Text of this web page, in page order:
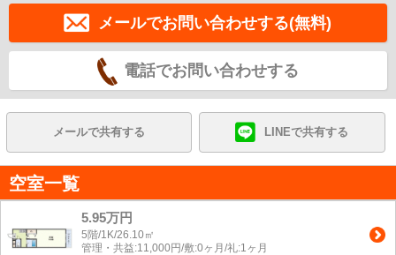
メールでお問い合わせする(無料)
電話でお問い合わせする
メールで共有する LINEで共有する
空室一覧
5.95万円
5階/1K/26.10㎡
管理・共益:11,000円/敷:0ヶ月/礼:1ヶ月